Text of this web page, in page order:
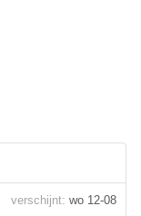
verschijnt: wo 12-08